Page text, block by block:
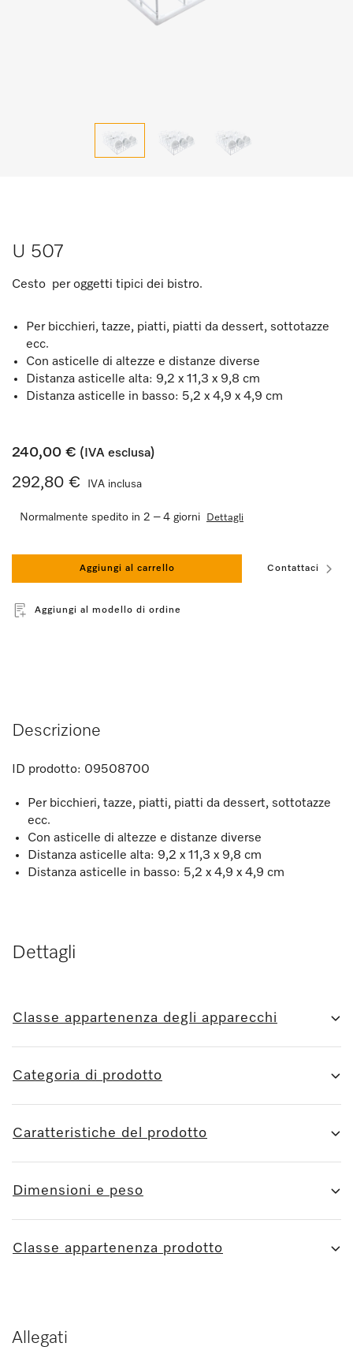
U 507
Cesto per oggetti tipici dei bistro.
Per bicchieri, tazze, piatti, piatti da dessert, sottotazze
ecc.
Con asticelle di altezze e distanze diverse
Distanza asticelle alta: 9,2 x 11,3 x 9,8 cm
Distanza asticelle in basso: 5,2 x 4,9 x 4,9 cm
240,00 € (IVA esclusa)
292,80 € IVA inclusa
Normalmente spedito in 2 – 4 giorni Dettagli
Aggiungi al carrello Contattaci
Aggiungi al modello di ordine
Descrizione
ID prodotto: 09508700
Per bicchieri, tazze, piatti, piatti da dessert, sottotazze
ecc.
Con asticelle di altezze e distanze diverse
Distanza asticelle alta: 9,2 x 11,3 x 9,8 cm
Distanza asticelle in basso: 5,2 x 4,9 x 4,9 cm
Dettagli
Classe appartenenza degli apparecchi
Categoria di prodotto
Caratteristiche del prodotto
Dimensioni e peso
Classe appartenenza prodotto
Allegati